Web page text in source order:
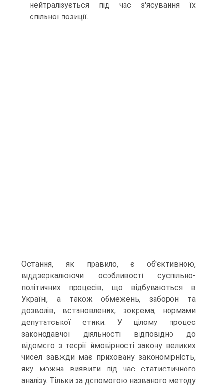
нейтралізується під час з'ясування їх
спільної позиції.
Остання, як правило, є об'єктивною,
віддзеркалюючи особливості суспільно-
політичних процесів, що відбуваються в
Україні, а також обмежень, заборон та
дозволів, встановлених, зокрема, нормами
депутатської етики. У цілому процес
законодавчої діяльності відповідно до
відомого з теорії ймовірності закону великих
чисел завжди має приховану закономірність,
яку можна виявити під час статистичного
аналізу. Тільки за допомогою названого методу